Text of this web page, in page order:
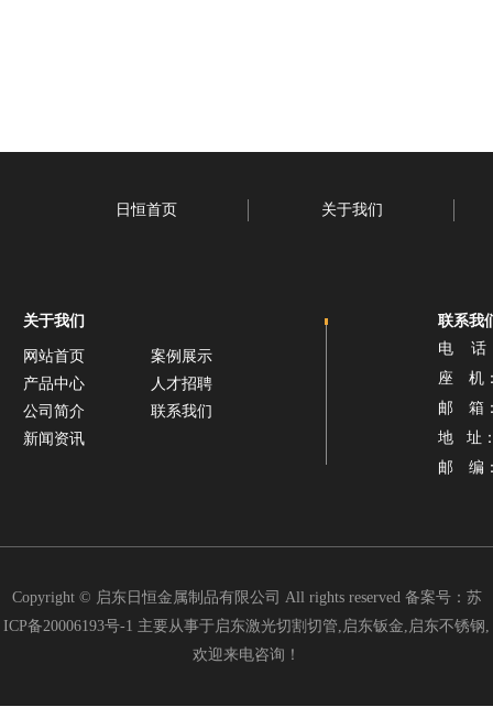
日恒首页 关于我们
关于我们
网站首页
案例展示
产品中心
人才招聘
公司简介
联系我们
新闻资讯
联系我
电 话
座 机
邮 箱：
地 址
邮 编
Copyright © 启东日恒金属制品有限公司 All rights reserved 备案号： 苏
ICP备20006193号-1 主要从事于启东激光切割切管,启东钣金,启东不锈钢,
欢迎来电咨询！